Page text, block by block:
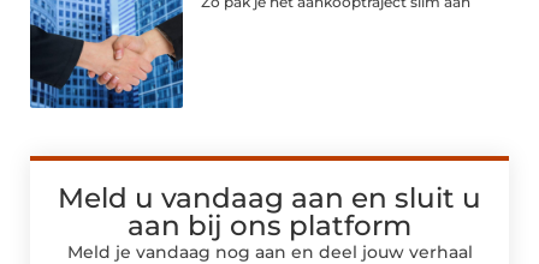
Meld u vandaag aan en sluit u
aan bij ons platform
Meld je vandaag nog aan en deel jouw verhaal